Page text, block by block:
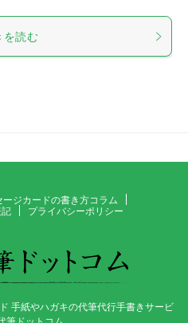
を読む
ジカードの書き方コラム
プライバシーポリシー
手紙やハガキの代筆代行手書きサービ
筆ドットコム